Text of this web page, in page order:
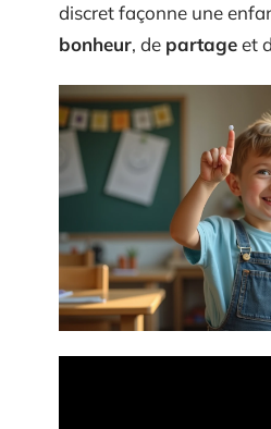
discret façonne une
bonheur, de partageet